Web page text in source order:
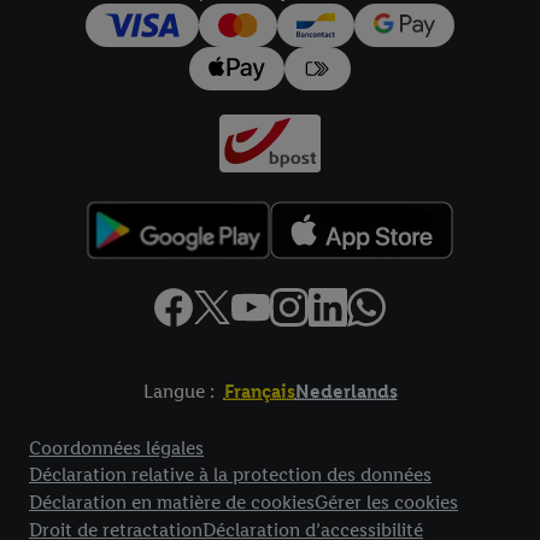
Langue : FrançaisNederlands
Coordonnées légales
Déclaration relative à la protection des données
Déclaration en matière de cookiesGérer les cookies
Droit de retractationDéclaration d’accessibilité
pour l’avenir dans notredéclaration relative à la protection des
données
Vous trouverez les impressions ici.